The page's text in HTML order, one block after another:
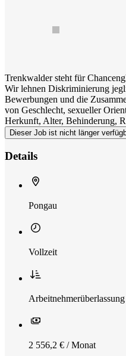
Trenkwalder steht für
Wir lehnen Diskriminierung
Bewerbungen und die
von Geschlecht, sexueller
Herkunft, Alter, Behinderung,
Dieser Job ist nicht länger
Details
Pongau
Vollzeit
Arbeitnehmerüberlassung
2 556,2 € / Monat